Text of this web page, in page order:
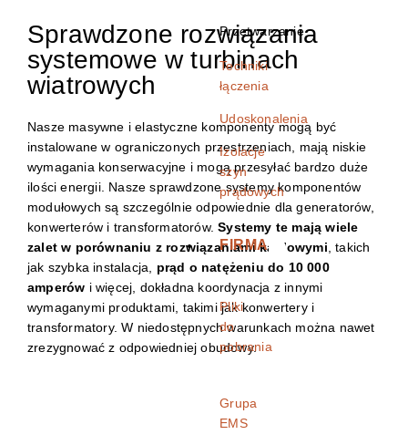
Przetwarzanie
Techniki
łączenia
Udoskonalenia
Izolacje
szyn
prądowych
FIRMA
Pliki
do
pobrania
Grupa
EMS
Sprawdzone rozwiązania
systemowe w turbinach
wiatrowych
Nasze masywne i elastyczne komponenty mogą być
instalowane w ograniczonych przestrzeniach, mają niskie
wymagania konserwacyjne i mogą przesyłać bardzo duże
ilości energii. Nasze sprawdzone systemy komponentów
modułowych są szczególnie odpowiednie dla generatorów,
konwerterów i transformatorów.Systemy te mają wiele
zalet w porównaniu z rozwiązaniami kablowymi , takich
jak szybka instalacja, prąd o natężeniu do 10 000
amperów i więcej, dokładna koordynacja z innymi
wymaganymi produktami, takimi jak konwertery i
transformatory. W niedostępnych warunkach można nawet
zrezygnować z odpowiedniej obudowy.